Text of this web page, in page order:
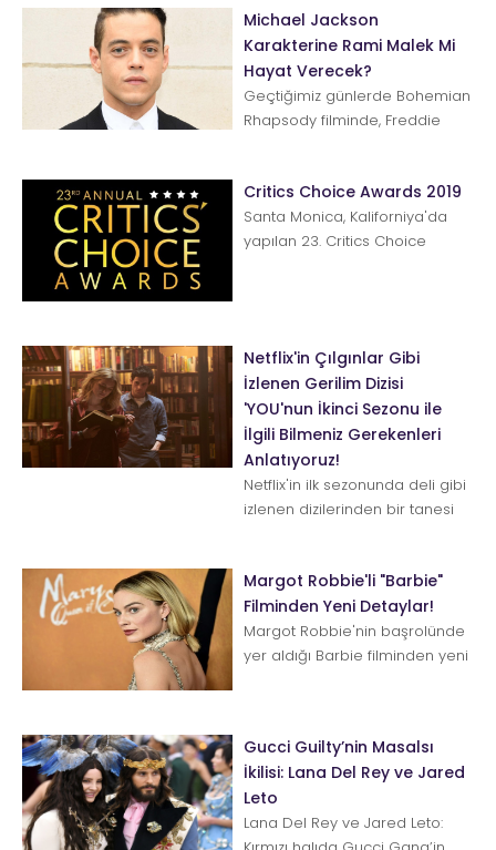
Michael Jackson
Karakterine Rami Malek Mi
Hayat Verecek?
Geçtiğimiz günlerde Bohemian
Rhapsody filminde, Freddie
Critics Choice Awards 2019
Santa Monica, Kaliforniya'da
yapılan 23. Critics Choice
Netflix'in Çılgınlar Gibi
İzlenen Gerilim Dizisi
'YOU'nun İkinci Sezonu ile
İlgili Bilmeniz Gerekenleri
Anlatıyoruz!
Netflix'in ilk sezonunda deli gibi
izlenen dizilerinden bir tanesi
Margot Robbie'li "Barbie"
Filminden Yeni Detaylar!
Margot Robbie'nin başrolünde
yer aldığı Barbie filminden yeni
Gucci Guilty’nin Masalsı
İkilisi: Lana Del Rey ve Jared
Leto
Lana Del Rey ve Jared Leto: